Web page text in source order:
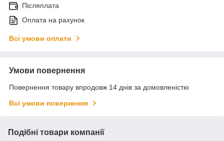
Післяплата
Оплата на рахунок
Всі умови оплати
Умови повернення
Повернення товару впродовж 14 днів за домовленістю
Всі умови повернення
Подібні товари компанії